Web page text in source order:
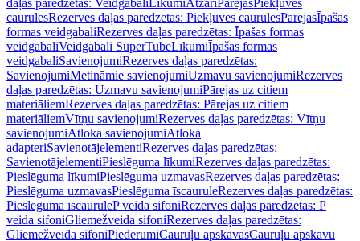
daļas paredzētas: Veidgabali LīkumiAtzari PārejasPiekļuves
caurulesRezerves daļas paredzētas: Piekļuves caurulesPārejasĪpašas
formas veidgabaliRezerves daļas paredzētas: Īpašas formas
veidgabaliVeidgabali SuperTubeLīkumiĪpašas formas
veidgabaliSavienojumiRezerves daļas paredzētas:
SavienojumiMetināmie savienojumiUzmavu savienojumiRezerves
daļas paredzētas: Uzmavu savienojumiPārejas uz citiem
materiāliemRezerves daļas paredzētas: Pārejas uz citiem
materiāliemVītņu savienojumiRezerves daļas paredzētas: Vītņu
savienojumiAtloka savienojumiAtloka
adapteriSavienotājelementiRezerves daļas paredzētas:
SavienotājelementiPieslēguma līkumiRezerves daļas paredzētas:
Pieslēguma līkumiPieslēguma uzmavasRezerves daļas paredzētas:
Pieslēguma uzmavasPieslēguma īscauruleRezerves daļas paredzētas:
Pieslēguma īscauruleP veida sifoniRezerves daļas paredzētas: P
veida sifoniGliemežveida sifoniRezerves daļas paredzētas:
Gliemežveida sifoniPiederumiCauruļu apskavasCauruļu apskavu